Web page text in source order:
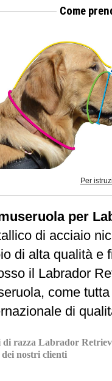
Come
Per
per
di acciaio
di alta qualità e
il Labrador
come
di
di razza Labrador
dei nostri clienti